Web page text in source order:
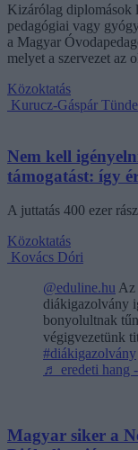
Kizárólag diplomások
pedagógiai vagy
a Magyar
melyet a szervezet az
Közoktatás
Kurucz-Gáspár Tünde
Nem kell
támogatást: így
A juttatás 400 ezer
Közoktatás
Kovács Dóri
@eduline.hu Az
diákigazolvány
bonyolultnak
végigvezetünk
#diákigazolvány
♬ eredeti hang
Magyar siker a